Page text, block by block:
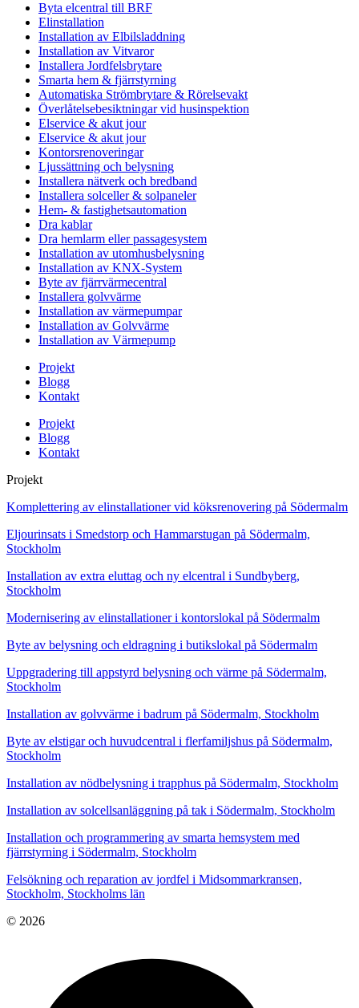
Byta elcentral till BRF
Elinstallation
Installation av Elbilsladdning
Installation av Vitvaror
Installera Jordfelsbrytare
Smarta hem & fjärrstyrning
Automatiska Strömbrytare & Rörelsevakt
Överlåtelsebesiktningar vid husinspektion
Elservice & akut jour
Elservice & akut jour
Kontorsrenoveringar
Ljussättning och belysning
Installera nätverk och bredband
Installera solceller & solpaneler
Hem- & fastighetsautomation
Dra kablar
Dra hemlarm eller passagesystem
Installation av utomhusbelysning
Installation av KNX-System
Byte av fjärrvärmecentral
Installera golvvärme
Installation av värmepumpar
Installation av Golvvärme
Installation av Värmepump
Projekt
Blogg
Kontakt
Projekt
Blogg
Kontakt
Projekt
Komplettering av elinstallationer vid köksrenovering på Södermalm
Eljourinsats i Smedstorp och Hammarstugan på Södermalm,
Stockholm
Installation av extra eluttag och ny elcentral i Sundbyberg,
Stockholm
Modernisering av elinstallationer i kontorslokal på Södermalm
Byte av belysning och eldragning i butikslokal på Södermalm
Uppgradering till appstyrd belysning och värme på Södermalm,
Stockholm
Installation av golvvärme i badrum på Södermalm, Stockholm
Byte av elstigar och huvudcentral i flerfamiljshus på Södermalm,
Stockholm
Installation av nödbelysning i trapphus på Södermalm, Stockholm
Installation av solcellsanläggning på tak i Södermalm, Stockholm
Installation och programmering av smarta hemsystem med
fjärrstyrning i Södermalm, Stockholm
Felsökning och reparation av jordfel i Midsommarkransen,
Stockholm, Stockholms län
© 2026